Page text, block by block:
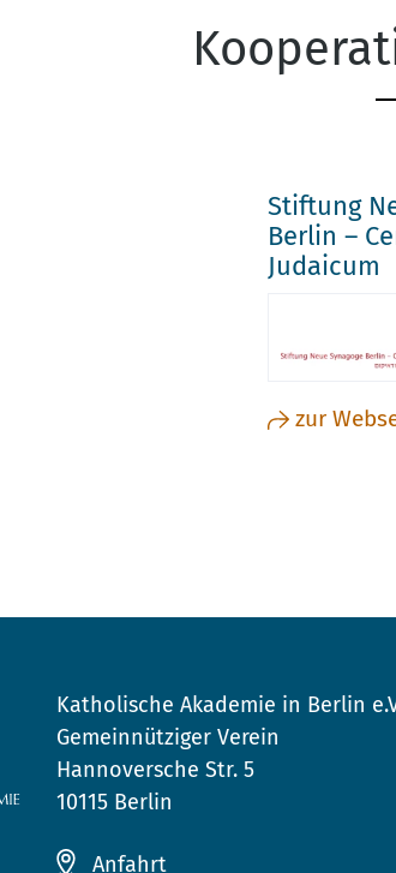
Stiftung
Berlin –
Judaicum
zur
Katholische Akademie in Berlin
Gemeinnütziger Verein
Hannoversche Str. 5
10115 Berlin
Anfahrt